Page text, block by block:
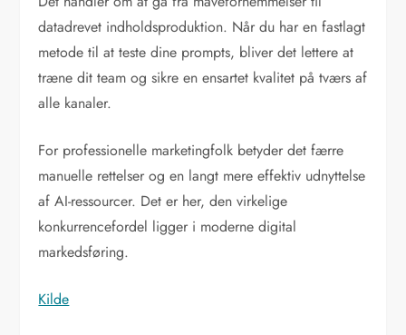
datadrevet indholdsproduktion. Når du har en fastlagt
metode til at teste dine prompts, bliver det lettere at
træne dit team og sikre en ensartet kvalitet på tværs af
alle kanaler.
For professionelle marketingfolk betyder det færre
manuelle rettelser og en langt mere effektiv udnyttelse
af AI-ressourcer. Det er her, den virkelige
konkurrencefordel ligger i moderne digital
markedsføring.
Kilde